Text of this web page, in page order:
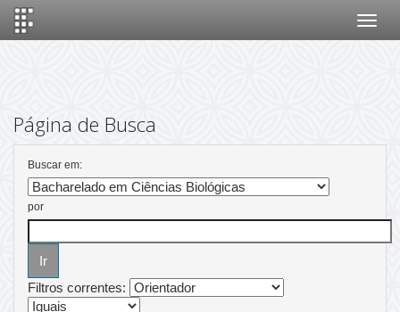
Página de Busca
Buscar em:
por
Filtros correntes: